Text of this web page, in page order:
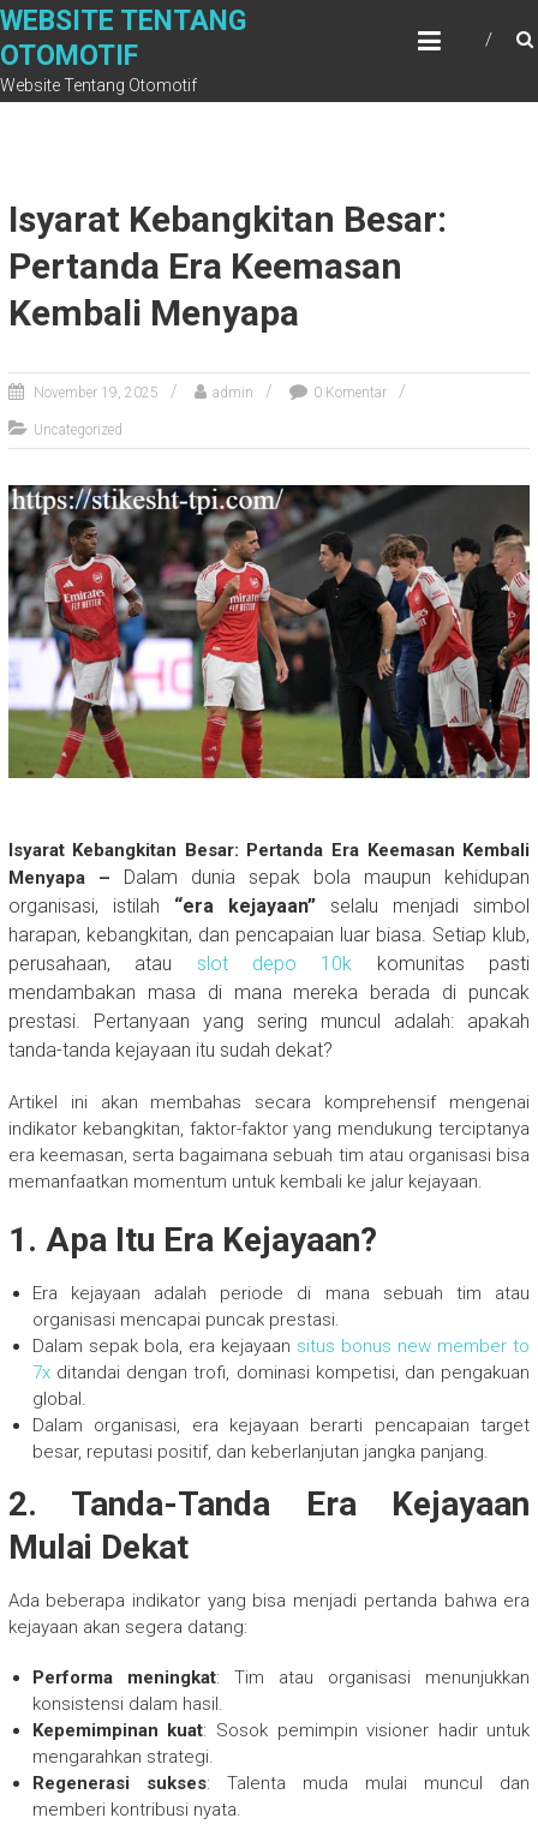
Skip
content
WEBSITE TENTANG
OTOMOTIF
Website Tentang Otomotif
Isyarat Kebangkitan Besar:
Pertanda Era Keemasan
Kembali Menyapa
November 19, 2025 admin 0 Komentar
Uncategorized
Isyarat Kebangkitan Besar: Pertanda Era Keemasan Kembali
Menyapa –
Dalam dunia sepak bola maupun kehidupan
organisasi, istilah “era kejayaan” selalu menjadi simbol
harapan, kebangkitan, dan pencapaian luar biasa. Setiap klub,
perusahaan, atau slot depo 10k komunitas pasti
mendambakan masa di mana mereka berada di puncak
prestasi. Pertanyaan yang sering muncul adalah: apakah
tanda-tanda kejayaan itu sudah dekat?
Artikel ini akan membahas secara komprehensif mengenai
indikator kebangkitan, faktor-faktor yang mendukung terciptanya
era keemasan, serta bagaimana sebuah tim atau organisasi bisa
memanfaatkan momentum untuk kembali ke jalur kejayaan.
1. Apa Itu Era Kejayaan?
Era kejayaan adalah periode di mana sebuah tim atau
organisasi mencapai puncak prestasi.
Dalam sepak bola, era kejayaan situs bonus new member to
7xditandai dengan trofi, dominasi kompetisi, dan pengakuan
global.
Dalam organisasi, era kejayaan berarti pencapaian target
besar, reputasi positif, dan keberlanjutan jangka panjang.
2. Tanda-Tanda Era Kejayaan
Mulai Dekat
Ada beberapa indikator yang bisa menjadi pertanda bahwa era
kejayaan akan segera datang:
Performa meningkat: Tim atau organisasi menunjukkan
konsistensi dalam hasil.
Kepemimpinan kuat: Sosok pemimpin visioner hadir untuk
mengarahkan strategi.
Regenerasi sukses: Talenta muda mulai muncul dan
memberi kontribusi nyata.